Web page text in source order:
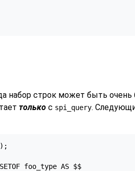
набор строк может быть
только с spi_query.
SETOF foo_type AS $$